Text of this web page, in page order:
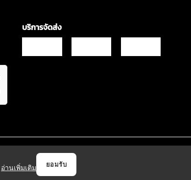
บริการจัดส่ง
อ่านเพิ่มเติม ยอมรับ